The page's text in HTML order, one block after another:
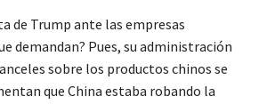
de Trump ante las empresas
demandan? Pues, su administración
sobre los productos chinos se
que China estaba robando la